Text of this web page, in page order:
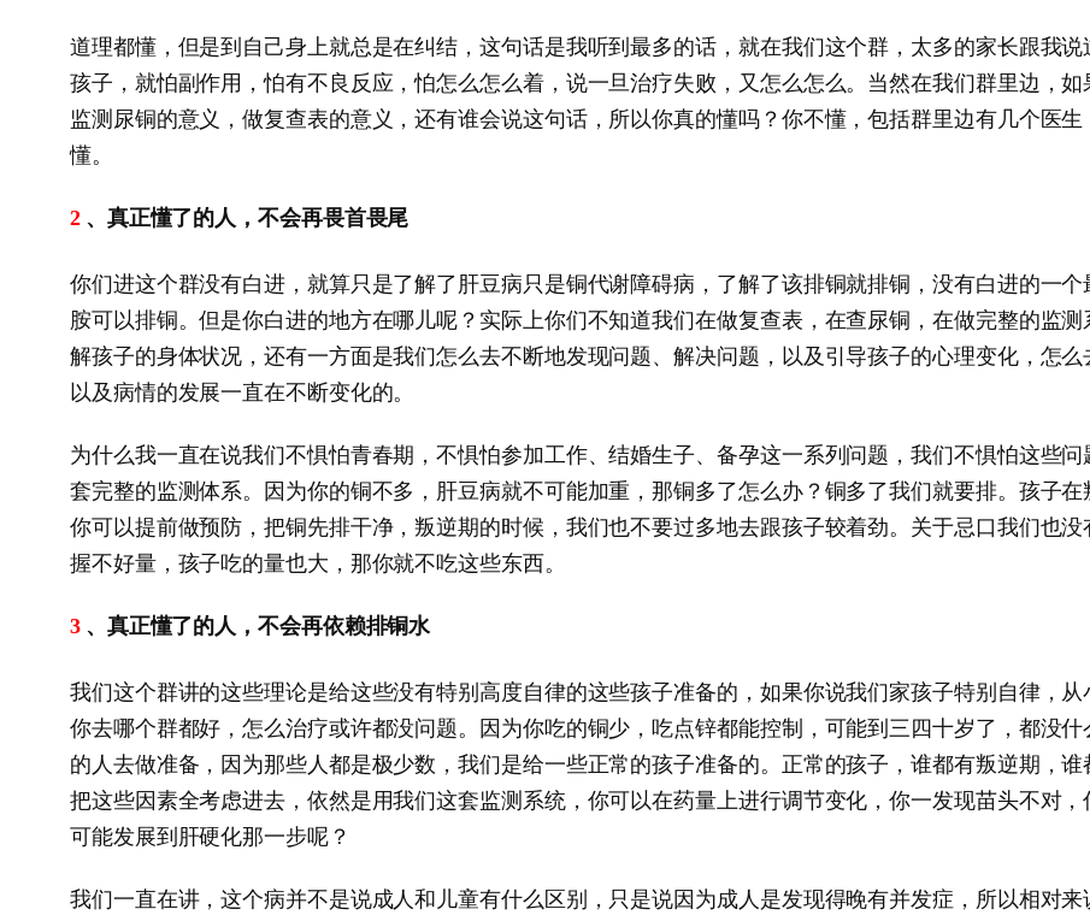
道理都懂，但是到自己身上就总是在纠结，这句话是我听到最多的话，就在我们这个群，太多的家长跟我
孩子，就怕副作用，怕有不良反应，怕怎么怎么着，说一旦治疗失败，又怎么怎么。当然在我们群里边，
监测尿铜的意义，做复查表的意义，还有谁会说这句话，所以你真的懂吗？你不懂，包括群里边有几个医
懂。
2 、真正懂了的人，不会再畏首畏尾
你们进这个群没有白进，就算只是了解了肝豆病只是铜代谢障碍病，了解了该排铜就排铜，没有白进的一
胺可以排铜。但是你白进的地方在哪儿呢？实际上你们不知道我们在做复查表，在查尿铜，在做完整的监
解孩子的身体状况，还有一方面是我们怎么去不断地发现问题、解决问题，以及引导孩子的心理变化，怎
以及病情的发展一直在不断变化的。
为什么我一直在说我们不惧怕青春期，不惧怕参加工作、结婚生子、备孕这一系列问题，我们不惧怕这些
套完整的监测体系。因为你的铜不多，肝豆病就不可能加重，那铜多了怎么办？铜多了我们就要排。孩子
你可以提前做预防，把铜先排干净，叛逆期的时候，我们也不要过多地去跟孩子较着劲。关于忌口我们也
握不好量，孩子吃的量也大，那你就不吃这些东西。
3 、真正懂了的人，不会再依赖排铜水
我们这个群讲的这些理论是给这些没有特别高度自律的这些孩子准备的，如果你说我们家孩子特别自律，
你去哪个群都好，怎么治疗或许都没问题。因为你吃的铜少，吃点锌都能控制，可能到三四十岁了，都没
的人去做准备，因为那些人都是极少数，我们是给一些正常的孩子准备的。正常的孩子，谁都有叛逆期，
把这些因素全考虑进去，依然是用我们这套监测系统，你可以在药量上进行调节变化，你一发现苗头不对
可能发展到肝硬化那一步呢？
我们一直在讲，这个病并不是说成人和儿童有什么区别，只是说因为成人是发现得晚有并发症，所以相对